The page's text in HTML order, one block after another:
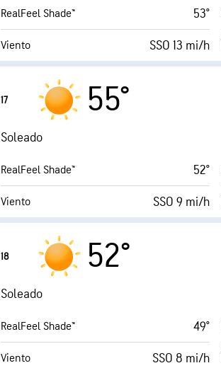
AccuLumen Brightness 10 (Muy
RealFeel Shade™ 53°
Viento SSO 13 mi/h
Humedad
Punto de rocío
AccuLumen Brightness 8
17 55°
Soleado
RealFeel Shade™ 52°
Viento SSO 9 mi/h
Humedad
Punto de rocío
2 (Oscuro)
18 52°
Soleado
RealFeel Shade™ 49°
Viento SSO 8 mi/h